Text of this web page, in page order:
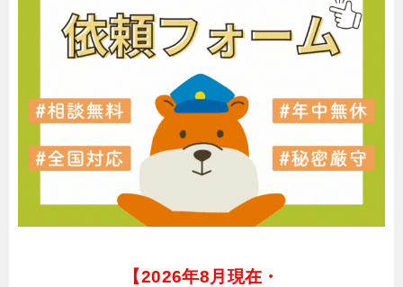
【2026年8月現在・